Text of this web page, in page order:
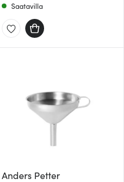
Saatavilla
Anders Petter